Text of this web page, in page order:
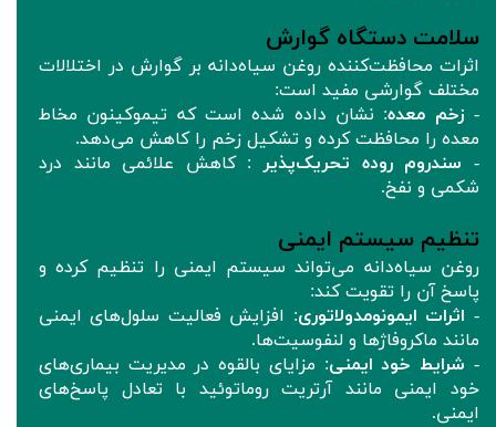
سلامت دستگاه گوارش
اثرات محافظت‌کننده روغن سیاه‌دانه بر گوارش در اختلالات
مختلف گوارشی مفید است:
- زخم‌ معده: نشان داده شده است که تیموکینون مخاط
معده را محافظت کرده و تشکیل زخم را کاهش می‌دهد.
- سندروم روده تحریک‌پذیر : کاهش علائمی مانند درد
شکمی و نفخ.
تنظیم سیستم ایمنی
روغن سیاه‌دانه می‌تواند سیستم ایمنی را تنظیم کرده و
پاسخ آن را تقویت کند:
- اثرات ایمونومدولاتوری: افزایش فعالیت سلول‌های ایمنی
مانند ماکروفاژها و لنفوسیت‌ها.
- شرایط خود ایمنی: مزایای بالقوه در مدیریت بیماری‌های
خود ایمنی مانند آرتریت روماتوئید با تعادل پاسخ‌های
ایمنی.